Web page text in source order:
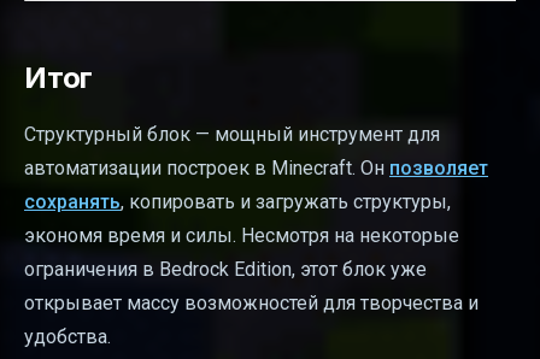
Итог
Структурный блок — мощный инструмент для
автоматизации построек в Minecraft. Он позволяет
сохранять, копировать и загружать структуры,
экономя время и силы. Несмотря на некоторые
ограничения в Bedrock Edition, этот блок уже
открывает массу возможностей для творчества и
удобства.